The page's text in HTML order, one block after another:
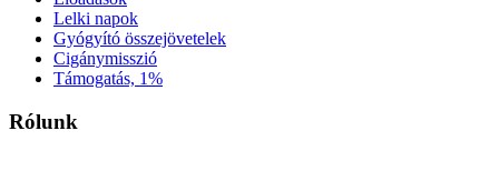
Lelki napok
Gyógyító összejövetelek
Cigánymisszió
Támogatás, 1%
Rólunk